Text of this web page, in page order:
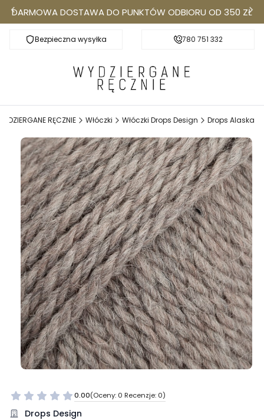
DARMOWA DOSTAWA DO PUNKTÓW ODBIORU OD 350 ZŁ
Bezpieczna wysyłkaDarmowa dostawa do Punktów Odbioru od
780 751 332
RĘCZNIE Włóczki Włóczki Drops Design Drops Alaska
0.00(Oceny: 0 Recenzje: 0)
Przejdź do sekcji Opinie
Drops Design